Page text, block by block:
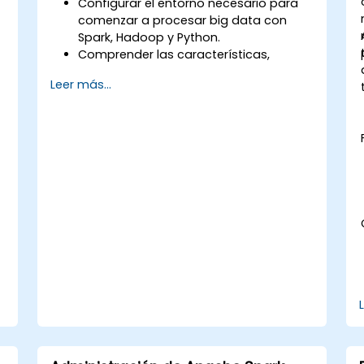
comenzar a procesar big data con
Spark, Hadoop y Python.
Comprender las características,
arquitectura de Spark y Hadoop.
Leer más...